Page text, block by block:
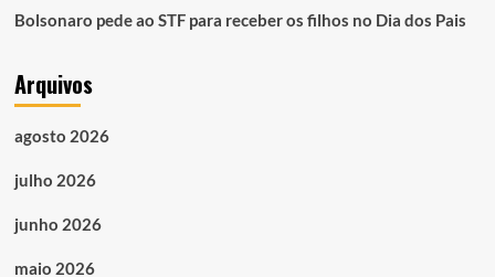
Bolsonaro pede ao STF para receber os filhos no Dia dos Pais
Arquivos
agosto 2026
julho 2026
junho 2026
maio 2026